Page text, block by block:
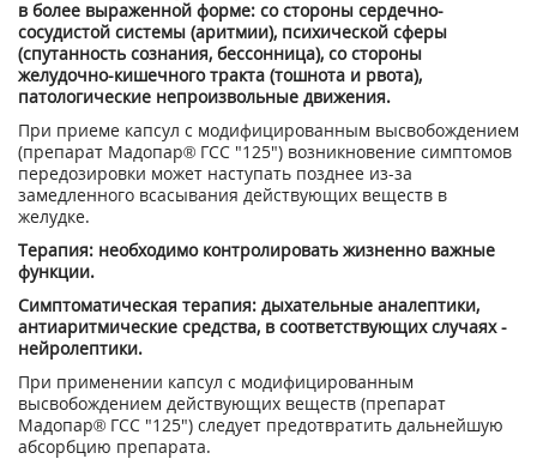
в более выраженной форме: со стороны сердечно-
сосудистой системы (аритмии), психической сферы
(спутанность сознания, бессонница), со стороны
желудочно-кишечного тракта (тошнота и рвота),
патологические непроизвольные движения.
При приеме капсул с модифицированным высвобождением
(препарат Мадопар® ГСС "125") возникновение симптомов
передозировки может наступать позднее из-за
замедленного всасывания действующих веществ в
желудке.
Терапия: необходимо контролировать жизненно важные
функции.
Симптоматическая терапия: дыхательные аналептики,
антиаритмические средства, в соответствующих случаях -
нейролептики.
При применении капсул с модифицированным
высвобождением действующих веществ (препарат
Мадопар® ГСС "125") следует предотвратить дальнейшую
абсорбцию препарата.